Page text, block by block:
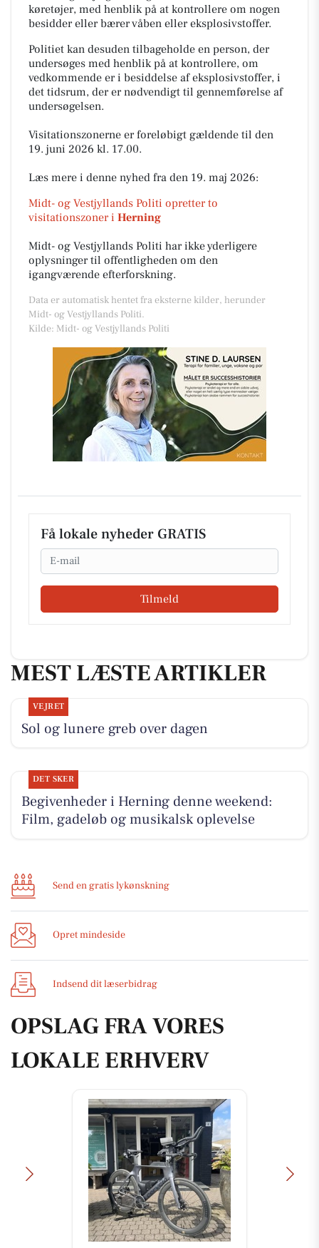
køretøjer, med henblik på at kontrollere om nogen
besidder eller bærer våben eller eksplosivstoffer.
Politiet kan desuden tilbageholde en person, der
undersøges med henblik på at kontrollere, om
vedkommende er i besiddelse af eksplosivstoffer, i
det tidsrum, der er nødvendigt til gennemførelse af
undersøgelsen.
Visitationszonerne er foreløbigt gældende til den
19. juni 2026 kl. 17.00.
Læs mere i denne nyhed fra den 19. maj 2026:
Midt- og Vestjyllands Politi opretter to
visitationszoner i Herning
Midt- og Vestjyllands Politi har ikke yderligere
oplysninger til offentligheden om den
igangværende efterforskning.
Data er automatisk hentet fra eksterne kilder, herunder
Midt- og Vestjyllands Politi.
Kilde: Midt- og Vestjyllands Politi
Få lokale nyheder GRATIS
Email
Tilmeld
MEST LÆSTE ARTIKLER
VEJRET
Sol og lunere greb over dagen
DET SKER
Begivenheder i Herning denne weekend:
Film, gadeløb og musikalsk oplevelse
Send en gratis lykønskning
Opret mindeside
Indsend dit læserbidrag
OPSLAG FRA VORES
LOKALE ERHVERV